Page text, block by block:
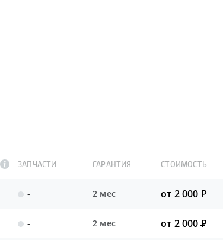
ЗАПЧАСТИ ГАРАНТИЯ СТОИМОСТЬ
- 2 мес от 2 000Р
- 2 мес от 2 000Р